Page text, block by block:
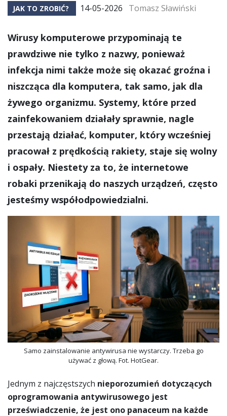
JAK TO ZROBIĆ? 14-05-2026 Tomasz Sławiński
Wirusy komputerowe przypominają te
prawdziwe nie tylko z nazwy, ponieważ
infekcja nimi także może się okazać groźna i
niszcząca dla komputera, tak samo, jak dla
żywego organizmu. Systemy, które przed
zainfekowaniem działały sprawnie, nagle
przestają działać, komputer, który wcześniej
pracował z prędkością rakiety, staje się wolny
i ospały. Niestety za to, że internetowe
robaki przenikają do naszych urządzeń, często
jesteśmy współodpowiedzialni.
Samo zainstalowanie antywirusa nie wystarczy. Trzeba go
używać z głową. Fot. HotGear.
Jednym z najczęstszych nieporozumień dotyczących
oprogramowania antywirusowego jest
przeświadczenie, że jest ono panaceum na każde